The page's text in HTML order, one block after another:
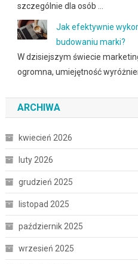
szczególnie dla osób …
Jak efektywnie
budowaniu marki?
W dzisiejszym świecie
ogromna, umiejętność
ARCHIWA
kwiecień 2026
luty 2026
grudzień 2025
listopad 2025
październik 2025
wrzesień 2025